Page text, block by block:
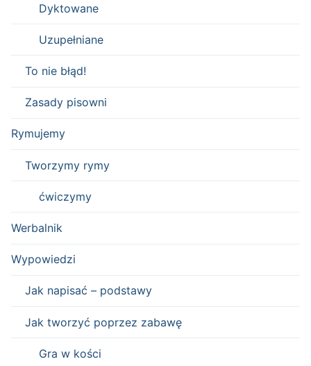
Dyktowane
Uzupełniane
To nie błąd!
Zasady pisowni
Rymujemy
Tworzymy rymy
ćwiczymy
Werbalnik
Wypowiedzi
Jak napisać – podstawy
Jak tworzyć poprzez zabawę
Gra w kości